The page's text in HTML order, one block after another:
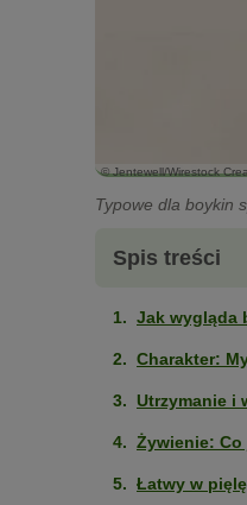
© Jentewell/Wirestock
Typowe dla boykin
Spis treści
Jak wygląda
Charakter:
Utrzymanie i
Żywienie:
Łatwy w